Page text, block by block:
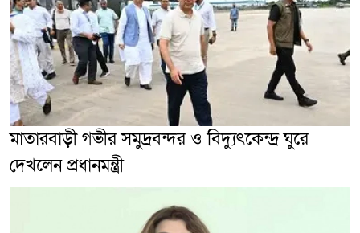
মাতারবাড়ী গভীর সমুদ্রবন্দর ও বিদ্যুৎকেন্দ্র ঘুরে
দেখলেন প্রধানমন্ত্রী